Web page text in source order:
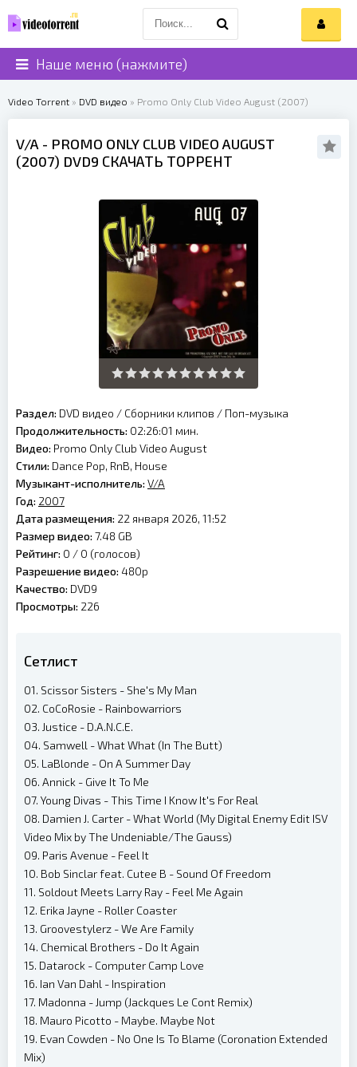
Наше меню (нажмите)
Video Torrent » DVD видео » Promo Only Club Video August (2007)
V/A - PROMO ONLY CLUB VIDEO AUGUST
(2007) DVD9 СКАЧАТЬ ТОРРЕНТ
Раздел: DVD видео / Сборники клипов / Поп-музыка
Продолжительность: 02:26:01 мин.
Видео: Promo Only Club Video August
Стили: Dance Pop, RnB, House
Музыкант-исполнитель: V/A
Год: 2007
Дата размещения: 22 января 2026, 11:52
Размер видео: 7.48 GB
Рейтинг: 0 / 0 (голосов)
Разрешение видео: 480p
Качество: DVD9
Просмотры: 226
Сетлист
01. Scissor Sisters - She's My Man
02. CoCoRosie - Rainbowarriors
03. Justice - D.A.N.C.E.
04. Samwell - What What (In The Butt)
05. LaBlonde - On A Summer Day
06. Annick - Give It To Me
07. Young Divas - This Time I Know It's For Real
08. Damien J. Carter - What World (My Digital Enemy Edit ISV
Video Mix by The Undeniable/The Gauss)
09. Paris Avenue - Feel It
10. Bob Sinclar feat. Cutee B - Sound Of Freedom
11. Soldout Meets Larry Ray - Feel Me Again
12. Erika Jayne - Roller Coaster
13. Groovestylerz - We Are Family
14. Chemical Brothers - Do It Again
15. Datarock - Computer Camp Love
16. Ian Van Dahl - Inspiration
17. Madonna - Jump (Jackques Le Cont Remix)
18. Mauro Picotto - Maybe. Maybe Not
19. Evan Cowden - No One Is To Blame (Coronation Extended
Mix)